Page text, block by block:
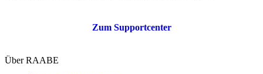
Zum Supportcenter
Über RAABE